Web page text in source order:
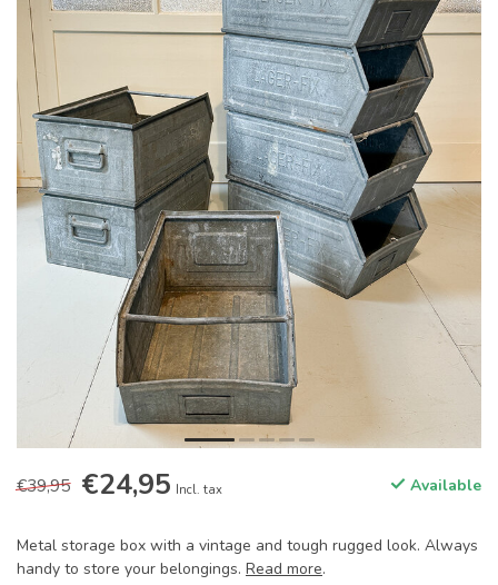
€39,95 €24,95 Incl. tax Available
Metal storage box with a vintage and tough rugged look. Always
handy to store your belongings. Read more.